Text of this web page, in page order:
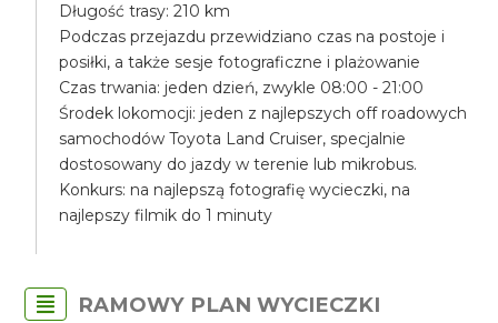
Długość trasy: 210 km
Podczas przejazdu przewidziano czas na postoje i
posiłki, a także sesje fotograficzne i plażowanie
Czas trwania: jeden dzień, zwykle 08:00 - 21:00
Środek lokomocji: jeden z najlepszych off roadowych
samochodów Toyota Land Cruiser, specjalnie
dostosowany do jazdy w terenie lub mikrobus.
Konkurs: na najlepszą fotografię wycieczki, na
najlepszy filmik do 1 minuty
RAMOWY PLAN WYCIECZKI